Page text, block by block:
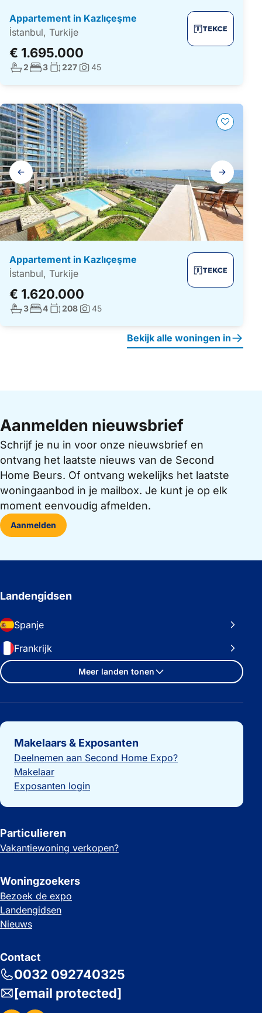
Appartement in Kazlıçeşme
İstanbul, Turkije
€ 1.695.000
Aantal badkamers:
2Aantal slaapkamers:
3Woonoppervlakte:
227 Foto's:
45
Galerij
navigatie
Appartement in Kazlıçeşme
İstanbul, Turkije
€ 1.620.000
Aantal badkamers:
3Aantal slaapkamers:
4Woonoppervlakte:
208Foto's:
45
Bekijk alle woningen in
Aanmelden nieuwsbrief
Schrijf je nu in voor onze nieuwsbrief en
ontvang het laatste nieuws van de Second
Home Beurs. Of ontvang wekelijks het laatste
woningaanbod in je mailbox. Je kunt je op elk
moment eenvoudig afmelden.
Aanmelden
Landengidsen
Spanje
Frankrijk
Meer landen tonen
Belangrijke links
Makelaars & Exposanten
Deelnemen aan Second Home Expo?
Makelaar
Exposanten login
Particulieren
Vakantiewoning verkopen?
Woningzoekers
Bezoek de expo
Landengidsen
Nieuws
Contact
0032 092740325
[email protected]